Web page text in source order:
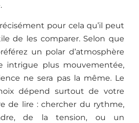
pour cela qu’il peut
de les comparer. Selon que
un polar d’atmosphère
intrigue plus mouvementée,
ne sera pas la même. Le
dépend surtout de votre
de lire : chercher du rythme,
de la tension, ou un